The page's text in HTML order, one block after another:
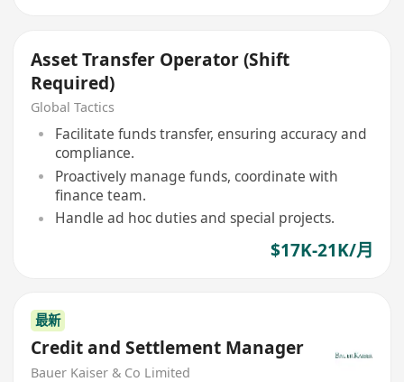
Asset Transfer Operator (Shift
Required)
Global Tactics
Facilitate funds transfer, ensuring accuracy and
compliance.
Proactively manage funds, coordinate with
finance team.
Handle ad hoc duties and special projects.
$17K-21K/月
最新
Credit and Settlement Manager
Bauer Kaiser & Co Limited